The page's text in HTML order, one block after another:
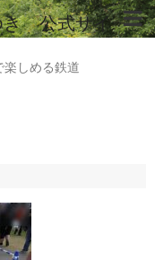
き 公式サイ
楽しめる鉄道
らから
）